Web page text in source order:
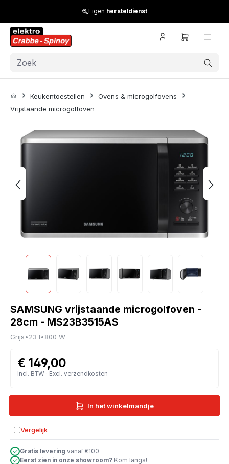
Eigen hersteldienst
Keukentoestellen
Ovens & microgolfovens
Vrijstaande microgolfoven
Skip image gallery
SAMSUNG vrijstaande microgolfoven -
28cm - MS23B3515AS
Grijs•23 l•800 W
€ 149,00
Incl. BTW · Excl. verzendkosten
In het winkelmandje
Vergelijk
Toevoegen aan vergelijking
Gratis levering vanaf €100
Eerst zien in onze showroom? Kom langs!